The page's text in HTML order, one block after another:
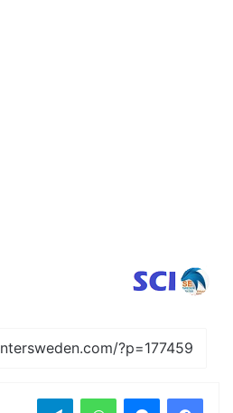
فيسبوك واتساب